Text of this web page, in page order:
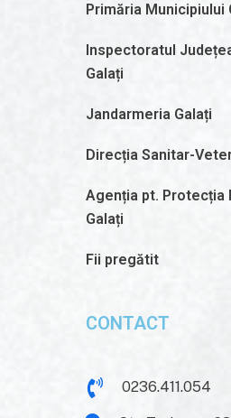
Primăria Municipiului
Inspectoratul
Galați
Jandarmeria Galați
Direcția Sanitar-
Agenția pt. Protecția
Galați
Fii pregătit
CONTACT
0236.411.054